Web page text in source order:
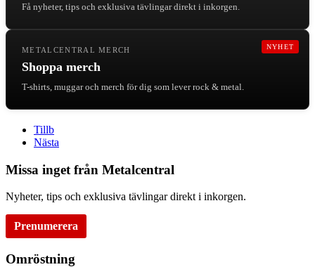
Få nyheter, tips och exklusiva tävlingar direkt i inkorgen.
NYHET
METALCENTRAL MERCH
Shoppa merch
T-shirts, muggar och merch för dig som lever rock & metal.
Tillb
Nästa
Missa inget från Metalcentral
Nyheter, tips och exklusiva tävlingar direkt i inkorgen.
Prenumerera
Omröstning